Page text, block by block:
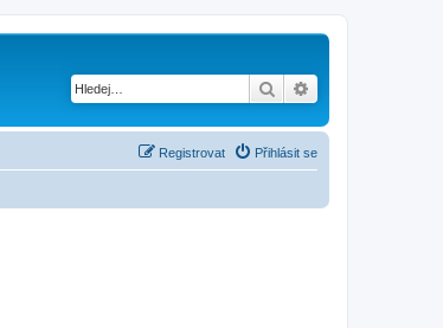
Hledat
Přihlásit se
Registrovat